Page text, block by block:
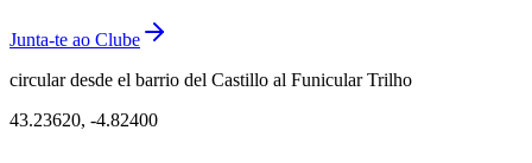
Junta-te ao Clube
circular desde el barrio del Castillo al Funicular Trilho
43.23620, -4.82400